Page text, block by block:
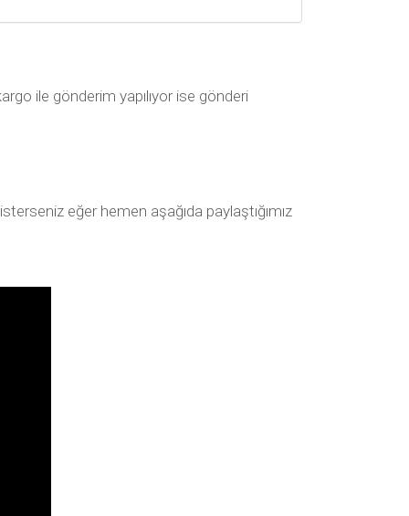
ile gönderim yapılıyor ise gönderi
eğer hemen aşağıda paylaştığımız